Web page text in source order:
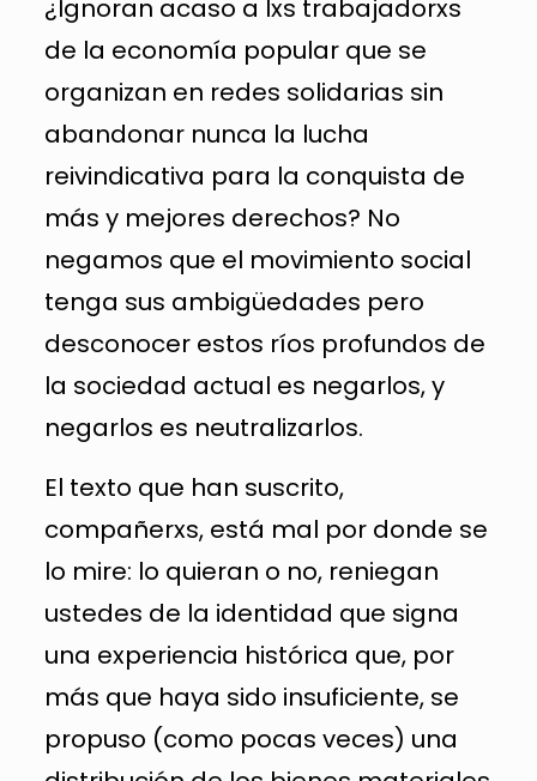
¿Ignoran acaso a lxs trabajadorxs
de la economía popular que se
organizan en redes solidarias sin
abandonar nunca la lucha
reivindicativa para la conquista de
más y mejores derechos? No
negamos que el movimiento social
tenga sus ambigüedades pero
desconocer estos ríos profundos de
la sociedad actual es negarlos, y
negarlos es neutralizarlos.
El texto que han suscrito,
compañerxs, está mal por donde se
lo mire: lo quieran o no, reniegan
ustedes de la identidad que signa
una experiencia histórica que, por
más que haya sido insuficiente, se
propuso (como pocas veces) una